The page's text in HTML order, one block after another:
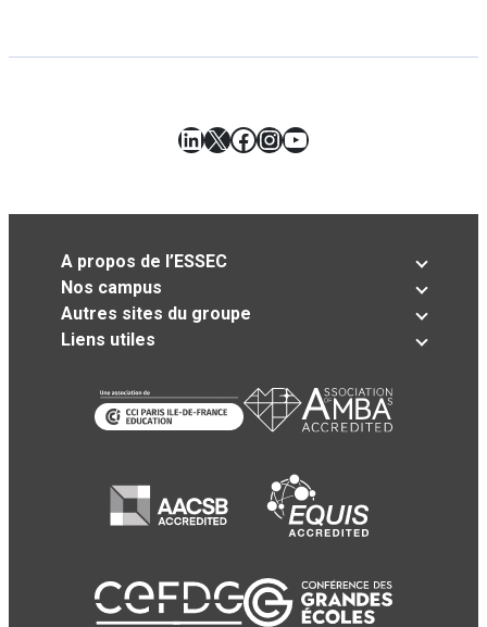
LinkedIn
X Facebook
Instagram
YouTube
A propos de l’ESSEC
Nos campus
Autres sites du groupe
Liens utiles